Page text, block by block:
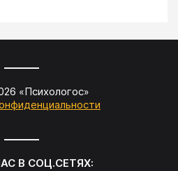
«Психологос»
В СОЦ.СЕТЯХ: